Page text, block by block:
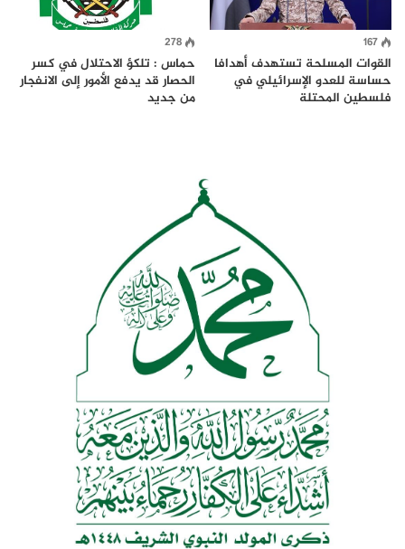
167
القوات المسلحة تستهدف أهدافا
حساسة للعدو الإسرائيلي في
فلسطين المحتلة
278
حماس : تلكؤ الاحتلال في كسر
الحصار قد يدفع الأمور إلى الانفجار
من جديد